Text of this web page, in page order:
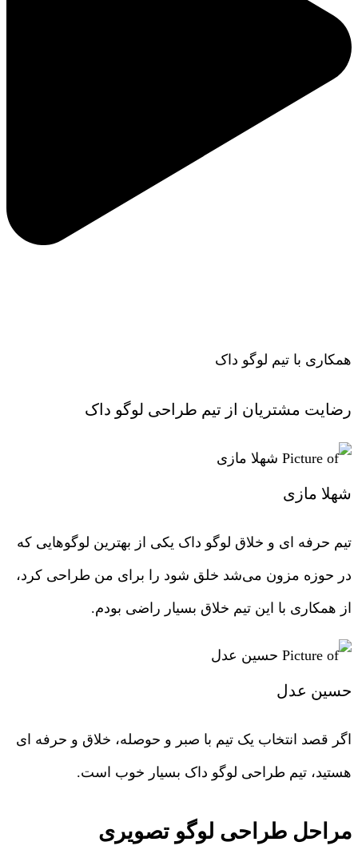
همکاری با تیم لوگو داک
رضایت مشتریان از تیم طراحی لوگو داک
شهلا مازی
تیم حرفه ای و خلاق لوگو داک یکی از بهترین لوگوهایی که
در حوزه مزون می‌شد خلق شود را برای من طراحی کرد،
از همکاری با این تیم خلاق بسیار راضی بودم.
حسین عدل
اگر قصد انتخاب یک تیم با صبر و حوصله، خلاق و حرفه ای
هستید، تیم طراحی لوگو داک بسیار خوب است.
مراحل طراحی لوگو تصویری